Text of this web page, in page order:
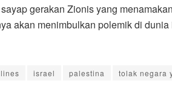
gerakan Zionis yang
akan menimbulkan polemik di
israel palestina tolak negara